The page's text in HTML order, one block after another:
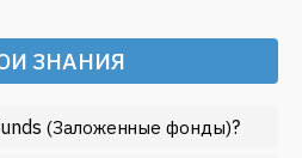
ЗНАНИЯ
(Заложенные фонды)?